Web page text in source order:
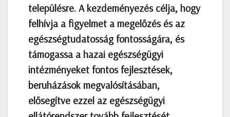
településre. A kezdeményezés célja, hogy
felhívja a figyelmet a megelőzés és az
egészségtudatosság fontosságára, és
támogassa a hazai egészségügyi
intézményeket fontos fejlesztések,
beruházások megvalósításában,
elősegítve ezzel az egészségügyi